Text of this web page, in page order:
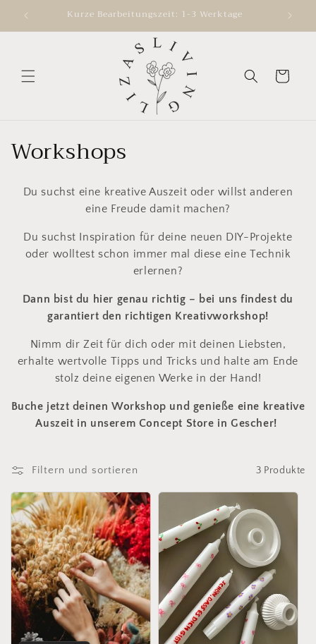
zum
Kurze Bearbeitungszeit: 1-3 Werktage
Warenkorb
K
e
:
Workshops
Du suchst eine kreative Auszeit oder willst anderen
eine Freude damit machen?
Du suchst Inspiration für deine neuen DIY-Projekte
oder wolltest schon immer mal diese eine Technik
erlernen?
Dann bist du hier genau richtig – bei uns findest du
garantiert den richtigen Kreativworkshop!
Nimm dir Zeit für dich oder mit deinen Liebsten,
erhalte wertvolle Tipps und Tricks und halte am Ende
stolz deine eigenen Werke in der Hand!
Buche jetzt deinen Workshop und genieße eine kreative
Auszeit in unserem Concept Store in Gescher!
Filtern und sortieren 3 Produkte